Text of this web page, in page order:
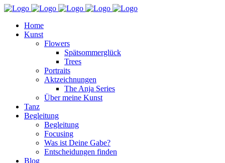
Home
Kunst
Flowers
Spätsommerglück
Trees
Portraits
Aktzeichnungen
The Anja Series
Über meine Kunst
Tanz
Begleitung
Begleitung
Focusing
Was ist Deine Gabe?
Entscheidungen finden
Blog